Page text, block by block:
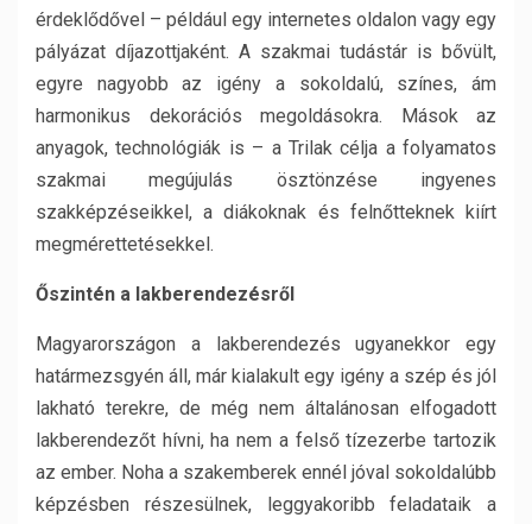
érdeklődővel – például egy internetes oldalon vagy egy
pályázat díjazottjaként. A szakmai tudástár is bővült,
egyre nagyobb az igény a sokoldalú, színes, ám
harmonikus dekorációs megoldásokra. Mások az
anyagok, technológiák is – a Trilak célja a folyamatos
szakmai megújulás ösztönzése ingyenes
szakképzéseikkel, a diákoknak és felnőtteknek kiírt
megmérettetésekkel.
Őszintén a lakberendezésről
Magyarországon a lakberendezés ugyanekkor egy
határmezsgyén áll, már kialakult egy igény a szép és jól
lakható terekre, de még nem általánosan elfogadott
lakberendezőt hívni, ha nem a felső tízezerbe tartozik
az ember. Noha a szakemberek ennél jóval sokoldalúbb
képzésben részesülnek, leggyakoribb feladataik a